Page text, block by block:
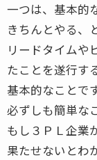
一つは、基本的
きちんとやる、
リードタイムや
たことを遂行す
基本的なことで
必ずしも簡単な
もし３ＰＬ企業
果たせないとわ